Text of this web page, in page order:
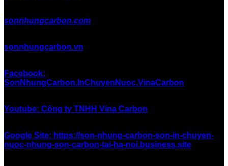
sonnhungcarbon.com
sonnhungcarbon.vn
Facebook:
SonNhungCarbon.InChuyenNuoc.VinaCarbon
Youtube: Công ty TNHH Vina Carbon
Google Site: https://son-nhung-carbon-son-in-chuyen-
nuoc-nhung-son-carbon-tai-ha-noi.business.site